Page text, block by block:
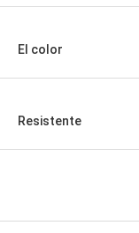
El color
Resistente